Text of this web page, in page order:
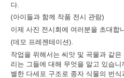
다.
(아이들과 함께 작품 전시 관람)
이제 사진 전시회에 여러분을 초대합
(데모 프레젠테이션).
작업을 위해서는 씨앗 및 곡물과 같
리는 그들에 대해 무엇을 알고 있습
별한 다세포 구조로 종자 식물의 번